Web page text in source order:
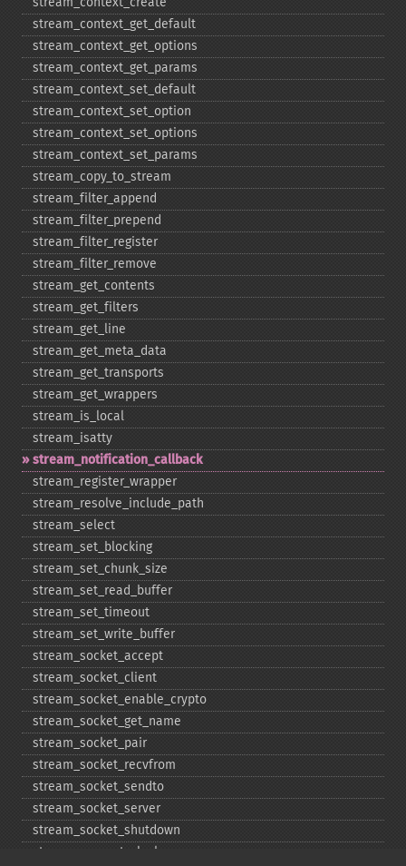
stream_​context_​get_​default
stream_​context_​get_​options
stream_​context_​get_​params
stream_​context_​set_​default
stream_​context_​set_​option
stream_​context_​set_​options
stream_​context_​set_​params
stream_​copy_​to_​stream
stream_​filter_​append
stream_​filter_​prepend
stream_​filter_​register
stream_​filter_​remove
stream_​get_​contents
stream_​get_​filters
stream_​get_​line
stream_​get_​meta_​data
stream_​get_​transports
stream_​get_​wrappers
stream_​is_​local
stream_​isatty
stream_​notification_​callback
stream_​register_​wrapper
stream_​resolve_​include_​path
stream_​select
stream_​set_​blocking
stream_​set_​chunk_​size
stream_​set_​read_​buffer
stream_​set_​timeout
stream_​set_​write_​buffer
stream_​socket_​accept
stream_​socket_​client
stream_​socket_​enable_​crypto
stream_​socket_​get_​name
stream_​socket_​pair
stream_​socket_​recvfrom
stream_​socket_​sendto
stream_​socket_​server
stream_​socket_​shutdown
stream_​supports_​lock